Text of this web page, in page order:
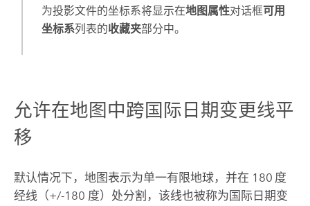
为投影文件的坐标系将显示在地图属性对话框可用
坐标系列表的收藏夹部分中。
允许在地图中跨国际日期变更线平
移
默认情况下，地图表示为单一有限地球，并在 180 度
经线（+/-180 度）处分割，该线也被称为国际日期变